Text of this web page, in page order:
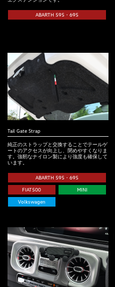
ABARTH 595・695
Tail Gate Strap
純正のストラップと交換することでテールゲ
ートのアクセスが向上し、閉めやすくなりま
す。強靭なナイロン製により強度も確保して
います。
ABARTH 595・695
FIAT500 MINI
Volkswagen